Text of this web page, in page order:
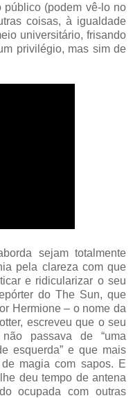
público (podem vê-lo no
coisas, à igualdade
universitário, frisando
privilégio, mas sim de
sejam totalmente
pela clareza com que
e ridicularizar o seu
do The Sun, que
Hermione – o nome da
escreveu que o seu
não passava de “uma
esquerda” e que mais
magia com sapos. E
deu tempo de antena
ocupada com outras